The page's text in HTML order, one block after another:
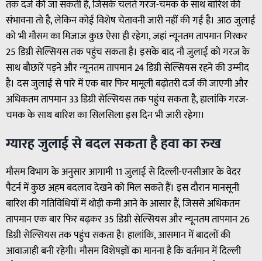
तक दर्ज की जा सकती है, जिसके चलते गरज-चमक के साथ बारिश की
संभावना तो है, लेकिन कोई विशेष चेतावनी जारी नहीं की गई है। आठ जुलाई
को भी मौसम का मिजाज कुछ ऐसा ही रहेगा, जहां न्यूनतम तापमान गिरकर
25 डिग्री सेल्सियस तक पहुंच सकता है। इसके बाद नौ जुलाई को गरज के
साथ बौछारें पड़ने और न्यूनतम तापमान 24 डिग्री सेल्सियस रहने की उम्मीद
है। दस जुलाई से पारे में एक बार फिर मामूली बढ़ोतरी दर्ज की जाएगी और
अधिकतम तापमान 33 डिग्री सेल्सियस तक पहुंच सकता है, हालांकि गरज-
चमक के साथ बारिश का सिलसिला इस दिन भी जारी रहेगा।
ग्यारह जुलाई से बदल सकता है हवा का रुख
मौसम विभाग के अनुसार आगामी 11 जुलाई से दिल्ली-एनसीआर के वेदर
पैटर्न में कुछ अहम बदलाव देखने को मिल सकते हैं। इस दौरान मानसूनी
बारिश की गतिविधियों में थोड़ी कमी आने के आसार हैं, जिससे अधिकतम
तापमान एक बार फिर बढ़कर 35 डिग्री सेल्सियस और न्यूनतम तापमान 26
डिग्री सेल्सियस तक पहुंच सकता है। हालांकि, आसमान में बादलों की
आवाजाही बनी रहेगी। मौसम विशेषज्ञों का मानना है कि वर्तमान में दिल्ली